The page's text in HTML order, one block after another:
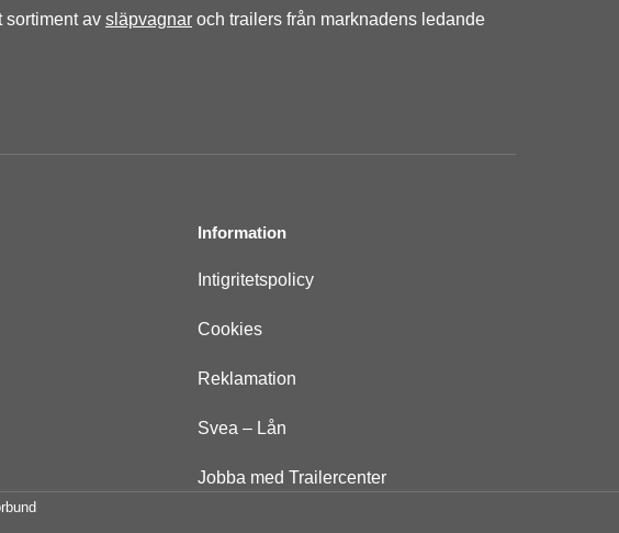
sortiment av släpvagnar och trailers från marknadens ledande
Information
Intigritetspolicy
Cookies
Reklamation
Svea – Lån
Jobba med Trailercenter